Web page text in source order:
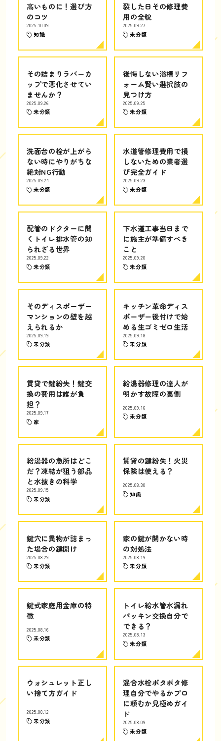
高いものに！選び方
のコツ
2025.10.09
知識
裂した日その修理費
用の全貌
2025.09.27
未分類
その詰まりラバーカ
ップで悪化させてい
ませんか？
2025.09.26
未分類
後悔しない浴槽リフ
ォーム賢い選択肢の
見つけ方
2025.09.25
未分類
洗面台の栓が上がら
ない時にやりがちな
絶対NG行動
2025.09.24
未分類
水道管修理費用で損
しないための業者選
び完全ガイド
2025.09.23
未分類
配管のドクターに聞
くトイレ排水管の知
られざる世界
2025.09.22
未分類
下水道工事当日まで
に施主が準備すべき
こと
2025.09.20
未分類
そのディスポーザー
マンションの壁を越
えられるか
2025.09.19
未分類
キッチン革命ディス
ポーザー後付けで始
める生ゴミゼロ生活
2025.09.18
未分類
賃貸で鍵紛失！鍵交
換の費用は誰が負
担？
2025.09.17
家
給湯器修理の達人が
明かす故障の裏側
2025.09.16
未分類
給湯器の急所はどこ
だ？凍結が狙う部品
と水抜きの科学
2025.09.15
未分類
賃貸の鍵紛失！火災
保険は使える？
2025.08.30
知識
鍵穴に異物が詰まっ
た場合の鍵開け
2025.08.29
未分類
家の鍵が開かない時
の対処法
2025.08.19
未分類
鍵式家庭用金庫の特
徴
2025.08.16
未分類
トイレ給水管水漏れ
パッキン交換自分で
できる？
2025.08.13
未分類
ウォシュレット正し
い捨て方ガイド
2025.08.12
未分類
混合水栓ポタポタ修
理自分でやるかプロ
に頼むか見極めガイ
ド
2025.08.09
未分類